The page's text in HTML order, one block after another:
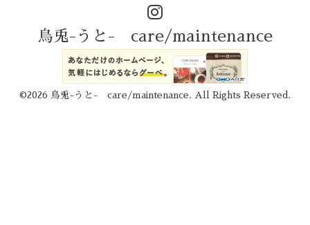
烏兎-うと- care/maintenance
©2026 烏兎-うと- care/maintenance . All Rights Reserved.